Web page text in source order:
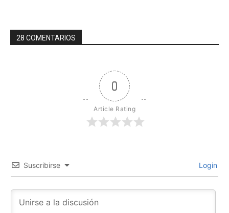
28 COMENTARIOS
0
Article Rating
Suscribirse Login